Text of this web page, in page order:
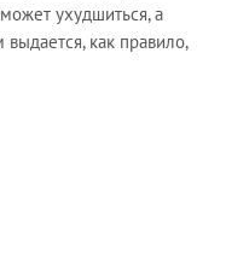
ухудшиться, а
как правило,